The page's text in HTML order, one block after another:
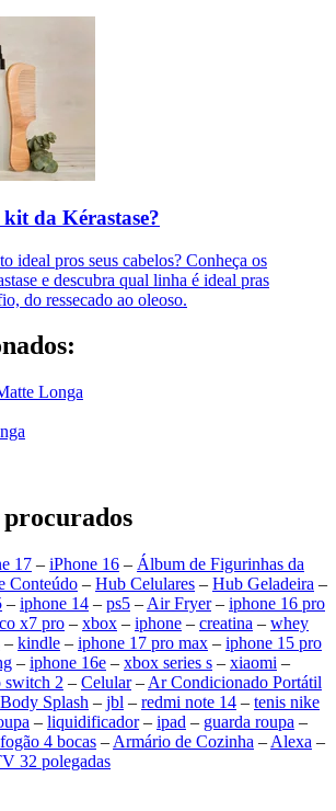
da Kérastase?
ideal pros seus cabelos? Conheça os
e descubra qual linha é ideal pras
do ressecado ao oleoso.
Longa
17 – iPhone 16 – Álbum de Figurinhas da
Conteúdo – Hub Celulares – Hub Geladeira –
– iphone 14 – ps5 – Air Fryer– iphone 16 pro
x7 pro – xbox – iphone – creatina – whey
– kindle – iphone 17 pro max – iphone 15 pro
– iphone 16e – xbox series s – xiaomi –
switch 2 – Celular– Ar Condicionado Portátil
Body Splash – jbl – redmi note 14 – tenis nike
– liquidificador– ipad – guarda roupa –
fogão 4 bocas – Armário de Cozinha – Alexa –
32 polegadas